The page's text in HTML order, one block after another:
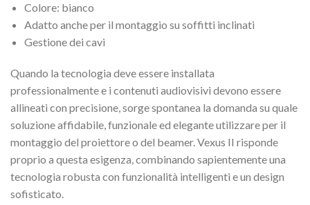
Colore: bianco
Adatto anche per il montaggio su soffitti inclinati
Gestione dei cavi
Quando la tecnologia deve essere installata
professionalmente e i contenuti audiovisivi devono essere
allineati con precisione, sorge spontanea la domanda su quale
soluzione affidabile, funzionale ed elegante utilizzare per il
montaggio del proiettore o del beamer. Vexus II risponde
proprio a questa esigenza, combinando sapientemente una
tecnologia robusta con funzionalità intelligenti e un design
sofisticato.